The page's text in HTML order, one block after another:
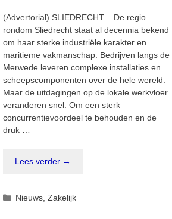
(Advertorial) SLIEDRECHT – De regio
rondom Sliedrecht staat al decennia bekend
om haar sterke industriële karakter en
maritieme vakmanschap. Bedrijven langs de
Merwede leveren complexe installaties en
scheepscomponenten over de hele wereld.
Maar de uitdagingen op de lokale werkvloer
veranderen snel. Om een sterk
concurrentievoordeel te behouden en de
druk …
Lees verder →
Categorieën
Nieuws,Zakelijk